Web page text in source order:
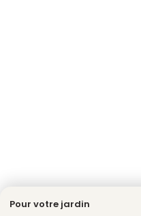
Pour votre jardin